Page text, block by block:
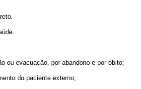
evacuação, por abandono e por óbito;
do paciente externo;